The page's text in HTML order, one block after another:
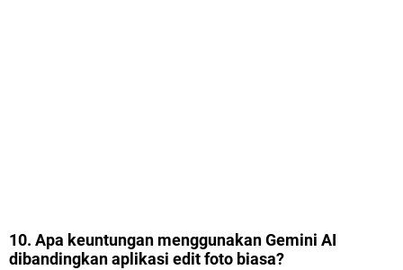
10. Apa keuntungan menggunakan Gemini AI
dibandingkan aplikasi edit foto biasa?